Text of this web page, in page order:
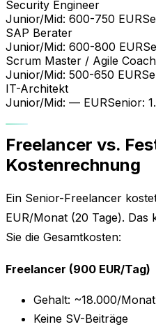
Security Engineer
Junior/Mid: 600-750 EUR
SAP Berater
Junior/Mid: 600-800 EUR
Scrum Master / Agile Coach
Junior/Mid: 500-650 EUR
IT-Architekt
Junior/Mid: — EURSenior:
Freelancer vs.
Kostenrechnung
Ein Senior-Freelancer
EUR/Monat (20 Tage). Das
Sie die Gesamtkosten:
Freelancer (900 EUR/Tag)
Gehalt: ~18.000/Monat
Keine SV-Beiträge